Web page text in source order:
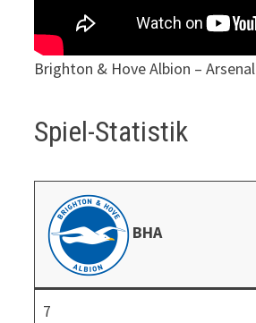
Brighton & Hove Albion – Arsenal
Spiel-Statistik
BHA
7